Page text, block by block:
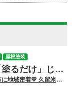
塗装屋さんって「塗るだけ」じゃない！一体どうなってるの？
久留米市、小郡市、筑後市に地域密着💛 久留米市諏訪野町で外壁塗装・屋根塗装をして
屋根塗装